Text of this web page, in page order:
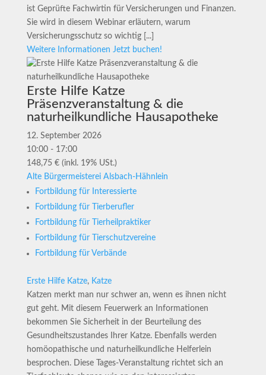
ist Geprüfte Fachwirtin für Versicherungen und Finanzen.
Sie wird in diesem Webinar erläutern, warum
Versicherungsschutz so wichtig [...]
Weitere Informationen Jetzt buchen!
Erste Hilfe Katze
Präsenzveranstaltung & die
naturheilkundliche Hausapotheke
12. September 2026
10:00 - 17:00
148,75 € (inkl. 19% USt.)
Alte Bürgermeisterei Alsbach-Hähnlein
Fortbildung für Interessierte
Fortbildung für Tierberufler
Fortbildung für Tierheilpraktiker
Fortbildung für Tierschutzvereine
Fortbildung für Verbände
Erste Hilfe Katze, Katze
Katzen merkt man nur schwer an, wenn es ihnen nicht
gut geht. Mit diesem Feuerwerk an Informationen
bekommen Sie Sicherheit in der Beurteilung des
Gesundheitszustandes Ihrer Katze. Ebenfalls werden
homöopathische und naturheilkundliche Helferlein
besprochen. Diese Tages-Veranstaltung richtet sich an